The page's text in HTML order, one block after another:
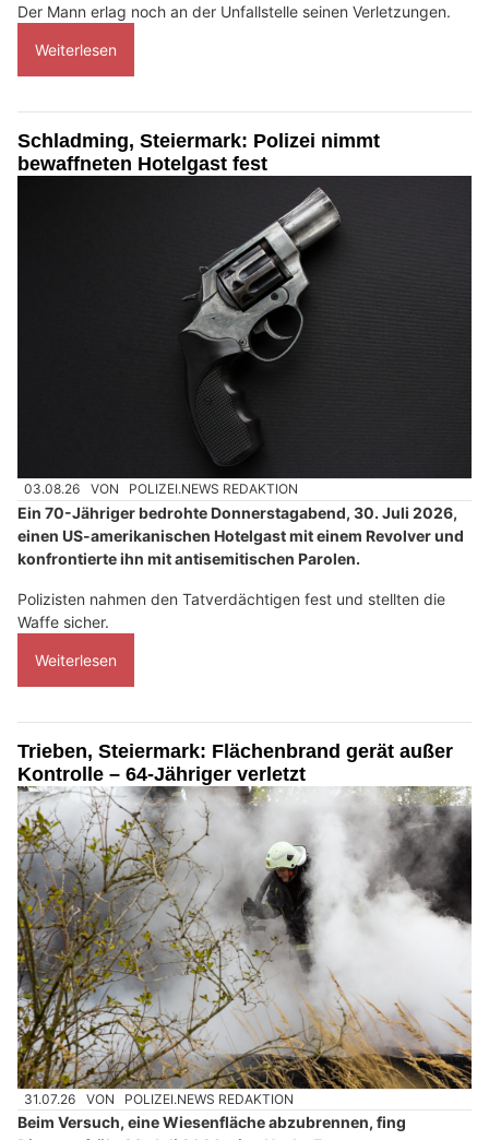
Der Mann erlag noch an der Unfallstelle seinen Verletzungen.
Weiterlesen
Schladming, Steiermark: Polizei nimmt
bewaffneten Hotelgast fest
03.08.26 VON POLIZEI.NEWS REDAKTION
Ein 70-Jähriger bedrohte Donnerstagabend, 30. Juli 2026,
einen US-amerikanischen Hotelgast mit einem Revolver und
konfrontierte ihn mit antisemitischen Parolen.
Polizisten nahmen den Tatverdächtigen fest und stellten die
Waffe sicher.
Weiterlesen
Trieben, Steiermark: Flächenbrand gerät außer
Kontrolle – 64-Jähriger verletzt
31.07.26 VON POLIZEI.NEWS REDAKTION
Beim Versuch, eine Wiesenfläche abzubrennen, fing